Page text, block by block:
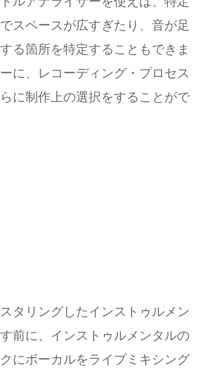
スペースが広すぎたり、音が足
る箇所を特定することもできま
に、レコーディング・プロセス
に制作上の選択をすることがで
タリングしたインストゥルメン
前に、インストゥルメンタルの
にボーカルをライブミキシング